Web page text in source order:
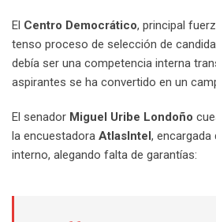
El Centro Democrático, principal
tenso proceso de selección de
debía ser una competencia interna
aspirantes se ha convertido en un
El senador Miguel Uribe Londoño
la encuestadora AtlasIntel, encargada
interno, alegando falta de garantías: